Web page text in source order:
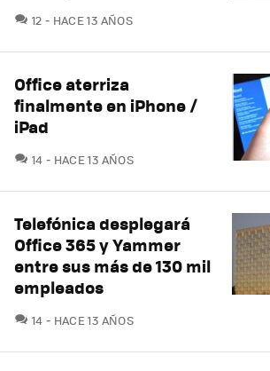
12 COMENTARIOS
HACE 13 AÑOS
Office aterriza
finalmente en iPhone /
iPad
14 COMENTARIOS
HACE 13 AÑOS
Telefónica desplegará
Office 365 y Yammer
entre sus más de 130 mil
empleados
14 COMENTARIOS
HACE 13 AÑOS